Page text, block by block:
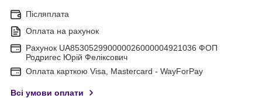
Післяплата
Оплата на рахунок
Рахунок UA853052990000026000004921036 ФОП
Родригес Юрій Феліксович
Оплата карткою Visa, Mastercard - WayForPay
Всі умови оплати